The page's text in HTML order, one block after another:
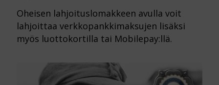
Oheisen lahjoituslomakkeen avulla voit
lahjoittaa verkkopankkimaksujen lisäksi
myös luottokortilla tai Mobilepay:llä.